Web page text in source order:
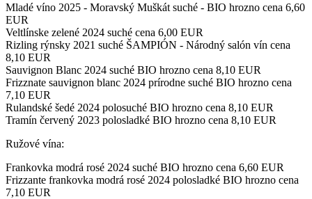
Mladé víno 2025 - Moravský Muškát suché - BIO hrozno cena 6,60
EUR
Veltlínske zelené 2024 suché cena 6,00 EUR
Rizling rýnsky 2021 suché ŠAMPIÓN - Národný salón vín cena
8,10 EUR
Sauvignon Blanc 2024 suché BIO hrozno cena 8,10 EUR
Frizznate sauvignon blanc 2024 prírodne suché BIO hrozno cena
7,10 EUR
Rulandské šedé 2024 polosuché BIO hrozno cena 8,10 EUR
Tramín červený 2023 polosladké BIO hrozno cena 8,10 EUR
Ružové vína:
Frankovka modrá rosé 2024 suché BIO hrozno cena 6,60 EUR
Frizzante frankovka modrá rosé 2024 polosladké BIO hrozno cena
7,10 EUR